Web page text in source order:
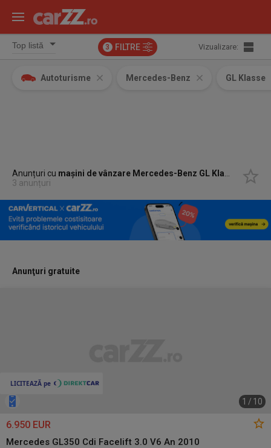
3 FILTRE Vizualizare:
Autoturisme Mercedes-Benz GL Klasse
Anunțuri cu mașini de vânzare Mercedes-Benz GL Klasse
3 anunțuri
Anunţuri gratuite
1 / 10
6.950 EUR
Mercedes GL350 Cdi Facelift 3.0 V6 An 2010